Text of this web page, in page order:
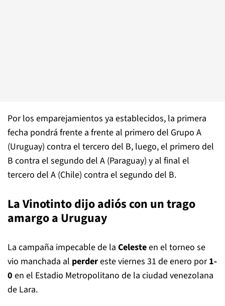
Por los emparejamientos ya establecidos, la primera
fecha pondrá frente a frente al primero del Grupo A
(Uruguay) contra el tercero del B, luego, el primero del
B contra el segundo del A (Paraguay) y al final el
tercero del A (Chile) contra el segundo del B.
La Vinotinto dijo adiós con un trago
amargo a Uruguay
La campaña impecable de la Celesteen el torneo se
vio manchada al perdereste viernes 31 de enero por1-
0 en el Estadio Metropolitano de la ciudad venezolana
de Lara.